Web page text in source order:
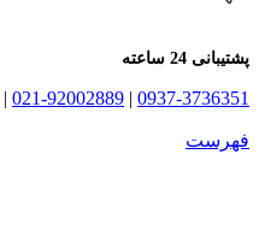
پشتیبانی 24 ساعته
0937-3736351
|
021-92002889
|
فهرست